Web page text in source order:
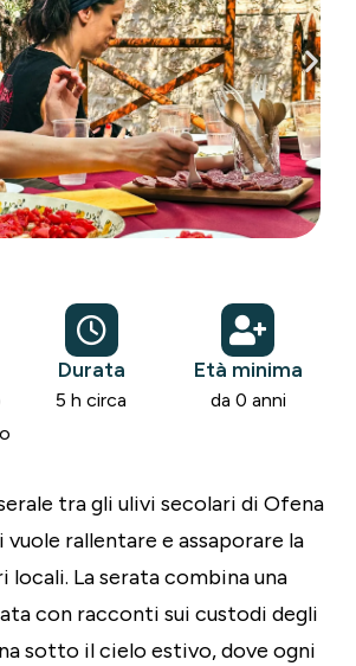
Durata
5 h circa
Età minima
da 0 anni
tra gli ulivi secolari di Ofena
rallentare e assaporare la
locali. La serata combina una
con racconti sui custodi degli
sotto il cielo estivo, dove ogni